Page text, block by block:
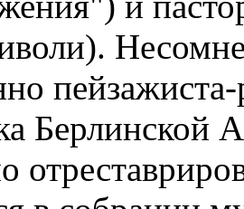
Берлинской